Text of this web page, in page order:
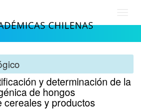
y determinación de la
de hongos
cereales y productos